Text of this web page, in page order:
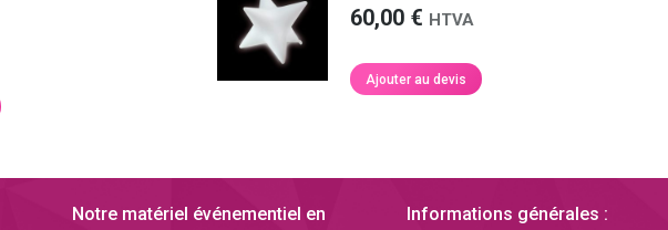
60,00 € HTVA
Ajouter au devis
Notre matériel événementiel en
Informations générales :